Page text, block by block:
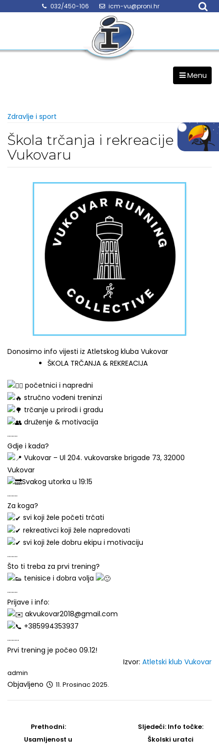
032/450-106 icm-vu@proni.hr
Menu
Zdravlje i sport
Škola trčanja i rekreacije u
Vukovaru
Donosimo info vijesti iz Atletskog kluba Vukovar
ŠKOLA TRČANJA & REKREACIJA
početnici i napredni
stručno vođeni treninzi
trčanje u prirodi i gradu
druženje & motivacija
…….
Gdje i kada?
Vukovar – Ul 204. vukovarske brigade 73, 32000
Vukovar
Svakog utorka u 19:15
…….
Za koga?
svi koji žele početi trčati
rekreativci koji žele napredovati
svi koji žele dobru ekipu i motivaciju
…….
Što ti treba za prvi trening?
tenisice i dobra volja
…….
Prijave i info:
akvukovar2018@gmail.com
+385994353937
……..
Prvi trening je počeo 09.12!
Izvor: Atletski klub Vukovar
admin
Objavljeno 11. Prosinac 2025.
navigation
Prethodni:Prethodni
post
Usamljenost u
Sljedeći: Sljedeći
Post
Info točke:
Školski uratci